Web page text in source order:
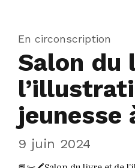
En circonscription
Salon du
jeunesse
9 juin 2024